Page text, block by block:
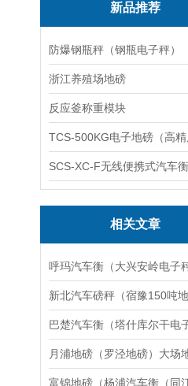
新品推荐
防爆钢瓶秤（钢瓶电子秤）
浙江养殖场地磅
反应釜称重模块
相关文章